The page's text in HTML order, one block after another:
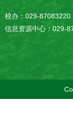
校办：029-87083220
信息资源中心：029-